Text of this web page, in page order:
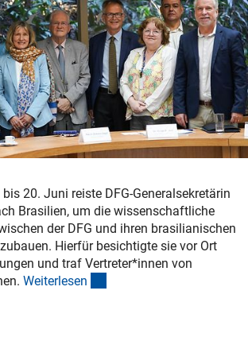
20. Juni reiste DFG-Generalsekretärin
Brasilien, um die wissenschaftliche
der DFG und ihren brasilianischen
Hierfür besichtigte sie vor Ort
und traf Vertreter*innen von
Weiterlesen